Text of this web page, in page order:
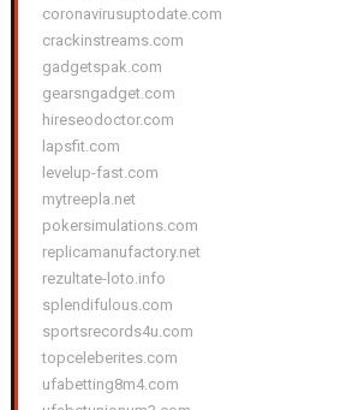
coronavirusuptodate.com
crackinstreams.com
gadgetspak.com
gearsngadget.com
hireseodoctor.com
lapsfit.com
levelup-fast.com
mytreepla.net
pokersimulations.com
replicamanufactory.net
rezultate-loto.info
splendifulous.com
sportsrecords4u.com
topceleberites.com
ufabetting8m4.com